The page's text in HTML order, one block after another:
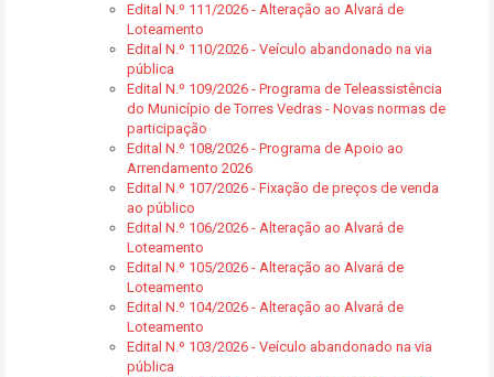
Edital N.º 111/2026 - Alteração ao Alvará de
Loteamento
Edital N.º 110/2026 - Veículo abandonado na via
pública
Edital N.º 109/2026 - Programa de Teleassistência
do Município de Torres Vedras - Novas normas de
participação
Edital N.º 108/2026 - Programa de Apoio ao
Arrendamento 2026
Edital N.º 107/2026 - Fixação de preços de venda
ao público
Edital N.º 106/2026 - Alteração ao Alvará de
Loteamento
Edital N.º 105/2026 - Alteração ao Alvará de
Loteamento
Edital N.º 104/2026 - Alteração ao Alvará de
Loteamento
Edital N.º 103/2026 - Veículo abandonado na via
pública